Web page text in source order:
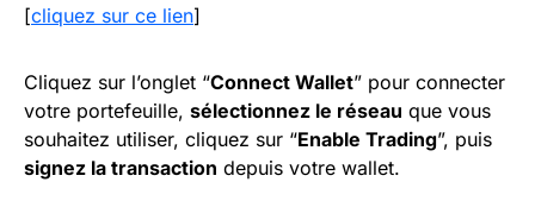
[cliquez sur ce lien]
Cliquez sur l’onglet “Connect Wallet” pour connecter
votre portefeuille, sélectionnez le réseau que vous
souhaitez utiliser, cliquez sur “Enable Trading”, puis
signez la transaction depuis votre wallet.